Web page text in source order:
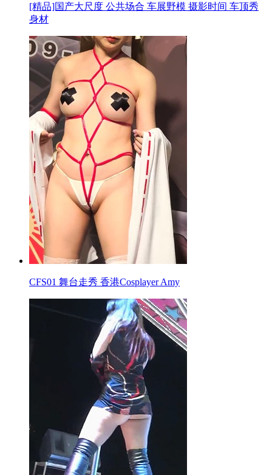
[精品]国产大尺度 公共场合 车展野模 摄影时间 车顶秀
身材
CFS01 舞台走秀 香港Cosplayer Amy